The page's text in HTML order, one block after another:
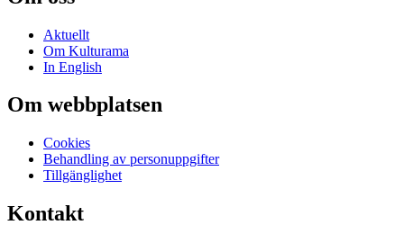
Aktuellt
Om Kulturama
In English
Om webbplatsen
Cookies
Behandling av personuppgifter
Tillgänglighet
Kontakt